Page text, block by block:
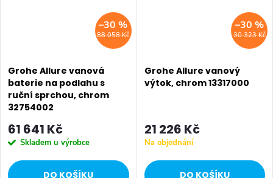
88 058 Kč
–30 %
Grohe Allure vanová
baterie na podlahu s
ruční sprchou, chrom
32754002
61 641 Kč
Skladem u výrobce
DO KOŠÍKU
30 323 Kč
–30 %
Grohe Allure vanový
výtok, chrom 13317000
21 226 Kč
Na objednání
DO KOŠÍKU